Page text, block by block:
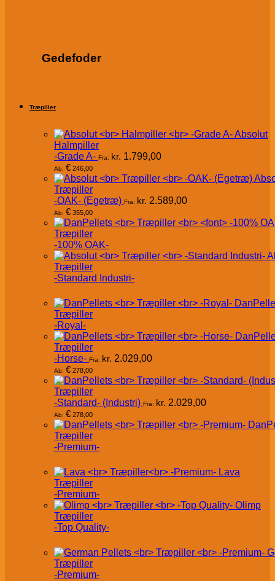
Gedefoder
Træpiller
Absolut
Halmpiller
-Grade A- Fra: kr. 1.799,00
Ab: € 246,00
Træpiller
-OAK- (Egetræ) Fra: kr. 2.589,00
Ab: € 355,00
Træpiller
-100% OAK-
Træpiller
-Standard Industri-
Træpiller
-Royal-
Træpiller
-Horse- Fra: kr. 2.029,00
Ab: € 278,00
Træpiller
-Standard- (Industri) Fra: kr. 2.029,00
Ab: € 278,00
Træpiller
-Premium-
Lava
Træpiller
-Premium-
Olimp
Træpiller
-Top Quality-
Træpiller
-Premium-